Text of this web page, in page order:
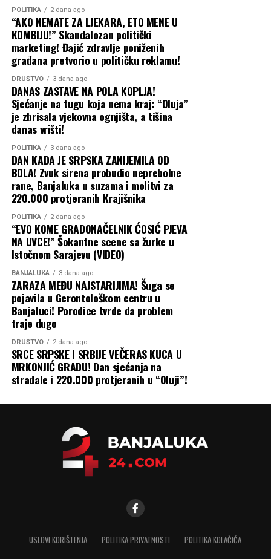
partnere, prije svega u Evropi, da pritisnu Kijev da
obustavi napade unutar Rusije. Međutim, malo je
vjerovatno da će ta strategija upaliti, navodi se u analizi
Tajma. Šta Ukrajina može da uradi
Podrška Evrope Ukrajini i dalje je čvrsta, a vlade koje trpe
posljedice poskupljenja prije će okriviti Moskvu nego
Kijev. Ipak, Putin očajnički želi pobjede na frontu, pa će
gurati po svom čak i bez čiste i ubjedljive pobjede na
pomolu. Isto tako, ne treba očekivati ni obnovu
sporazuma postignutog pod okriljem Ujedinjenih nacija
u julu 2022. godine, koji je ranije omogućio bezbjednu
plovidbu do i iz ukrajinskih luka.
Baš kao što je kriza u Ormuskom moreuzu primorala
susjedne zemlje da grozničavo traže nove puteve za
izvoz nafte iz Persijskog zaliva, tako bi i Ukrajina mogla
da preusmjeri izvoz žita preko Dunava, rumunskih luka i
željeznice, kao što je to činila na početku rata. Ali, kao i
tada, ta alternativna rješenja su skupa i logistički znatno
komplikovanija.
Zbog svega ovoga, priroda ruskog rata protiv Ukrajine
nastaviće da se mijenja dok obje strane traže način da
prekinu pat-poziciju na frontu u svoju korist. A
ekonomska šteta, koja se osjeća daleko izvan granica
Ukrajine i Rusije, nastaviće da se gomila, piše Blic.
POLITIKA 2 dana ago
“AKO NEMATE ZA LJEKARA, ETO MENE U
KOMBIJU!” Skandalozan politički
marketing! Đajić zdravlje poniženih
građana pretvorio u političku reklamu!
DRUŠTVO 3 dana ago
DANAS ZASTAVE NA POLA KOPLJA!
Sjećanje na tugu koja nema kraj: “Oluja”
je zbrisala vjekovna ognjišta, a tišina
danas vrišti!
POLITIKA 3 dana ago
DAN KADA JE SRPSKA ZANIJEMILA OD
BOLA! Zvuk sirena probudio neprebolne
rane, Banjaluka u suzama i molitvi za
220.000 protjeranih Krajišnika
POLITIKA 2 dana ago
“EVO KOME GRADONAČELNIK ĆOSIĆ PJEVA
NA UVCE!” Šokantne scene sa žurke u
Istočnom Sarajevu (VIDEO)
BANJALUKA 3 dana ago
ZARAZA MEĐU NAJSTARIJIMA! Šuga se
pojavila u Gerontološkom centru u
Banjaluci! Porodice tvrde da problem
traje dugo
DRUŠTVO 2 dana ago
SRCE SRPSKE I SRBIJE VEČERAS KUCA U
MRKONJIĆ GRADU! Dan sjećanja na
stradale i 220.000 protjeranih u “Oluji”!
USLOVI KORIŠTENJA POLITIKA PRIVATNOSTI POLITIKA KOLAČIĆA